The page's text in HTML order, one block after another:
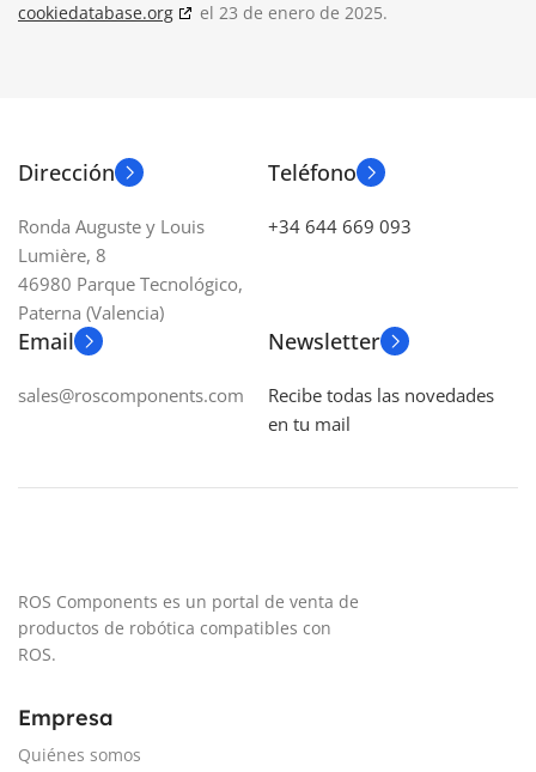
cookiedatabase.org
el 23 de enero de 2025.
Dirección
Ronda Auguste y Louis
Lumière, 8
46980 Parque Tecnológico,
Paterna (Valencia)
Teléfono
+34 644 669 093
Email
sales@roscomponents.com
Newsletter
Recibe todas las novedades
en tu mail
ROS Components es un portal de venta de
productos de robótica compatibles con
ROS.
Empresa
Quiénes somos